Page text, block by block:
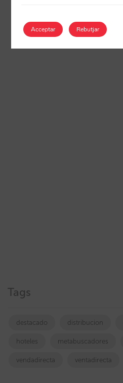
Tags
destacado distribucion
hoteles metabuscadores
vendadirecta ventadirecta
Acceptar Rebutjar